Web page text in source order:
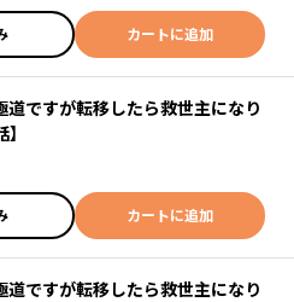
カートに追加
道ですが転移したら救世主になり
カートに追加
道ですが転移したら救世主になり